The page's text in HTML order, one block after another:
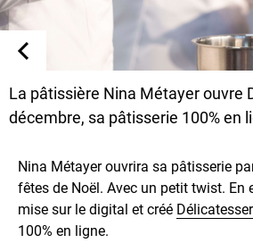
La pâtissière Nina Métayer ouvre
décembre, sa pâtisserie 100% en
Nina Métayer ouvrira sa pâtisserie
fêtes de Noël. Avec un petit twist. En
mise sur le digital et créé
100% en ligne.